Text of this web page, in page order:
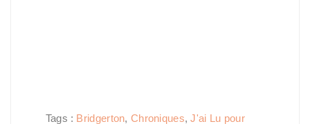
Tags : Bridgerton, Chroniques,J'ai Lu pour